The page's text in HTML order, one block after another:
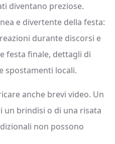
diventano preziose.
e divertente della festa:
durante discorsi e
festa finale, dettagli di
spostamenti locali.
anche brevi video. Un
un brindisi o di una risata
non possono